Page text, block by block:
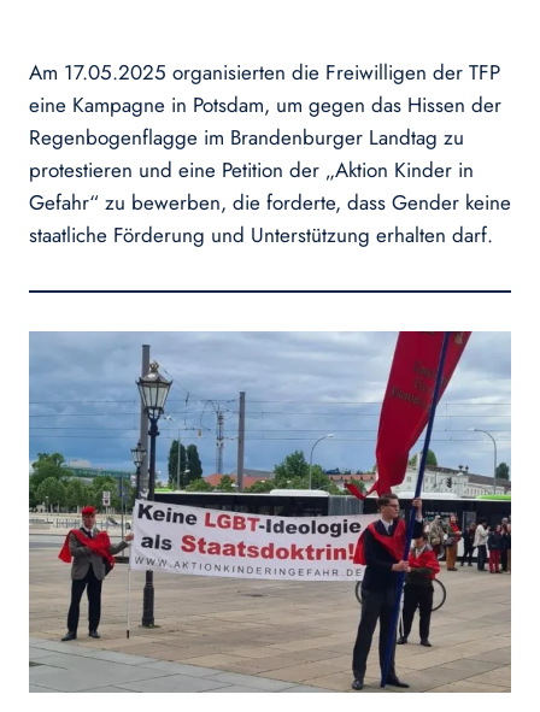
Am 17.05.2025 organisierten die Freiwilligen der TFP
eine Kampagne in Potsdam, um gegen das Hissen der
Regenbogenflagge im Brandenburger Landtag zu
protestieren und eine Petition der „Aktion Kinder in
Gefahr“ zu bewerben, die forderte, dass Gender keine
staatliche Förderung und Unterstützung erhalten darf.